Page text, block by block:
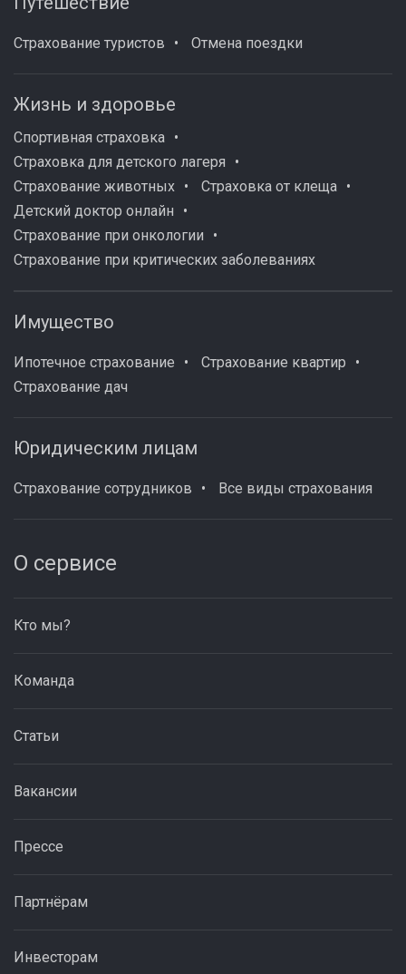
Страхование туристов Отмена поездки
Жизнь и здоровье
Спортивная страховка
Страховка для детского лагеря
Страхование животных
Страховка от клеща
Детский доктор онлайн
Страхование при онкологии
Страхование при критических заболеваниях
Имущество
Ипотечное страхование
Страхование квартир
Страхование дач
Юридическим лицам
Страхование сотрудников Все виды страхования
О сервисе
Кто мы?
Команда
Статьи
Вакансии
Прессе
Партнёрам
Инвесторам